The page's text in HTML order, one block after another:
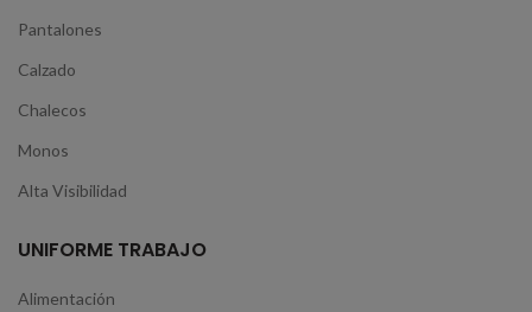
Pantalones
Calzado
Chalecos
Monos
Alta Visibilidad
UNIFORME TRABAJO
Alimentación